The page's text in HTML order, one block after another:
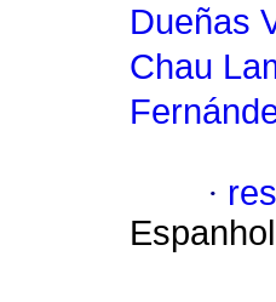
Dueñas
Chau
·